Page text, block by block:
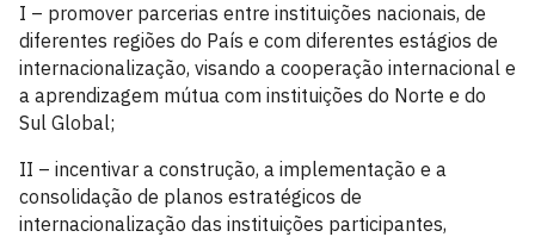
I – promover parcerias entre instituições nacionais, de
diferentes regiões do País e com diferentes estágios de
internacionalização, visando a cooperação internacional e
a aprendizagem mútua com instituições do Norte e do
Sul Global;
II – incentivar a construção, a implementação e a
consolidação de planos estratégicos de
internacionalização das instituições participantes,